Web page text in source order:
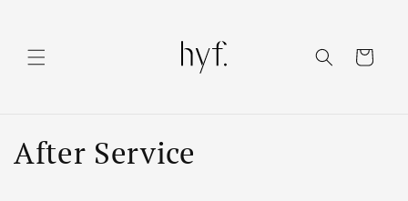
ー
After Service